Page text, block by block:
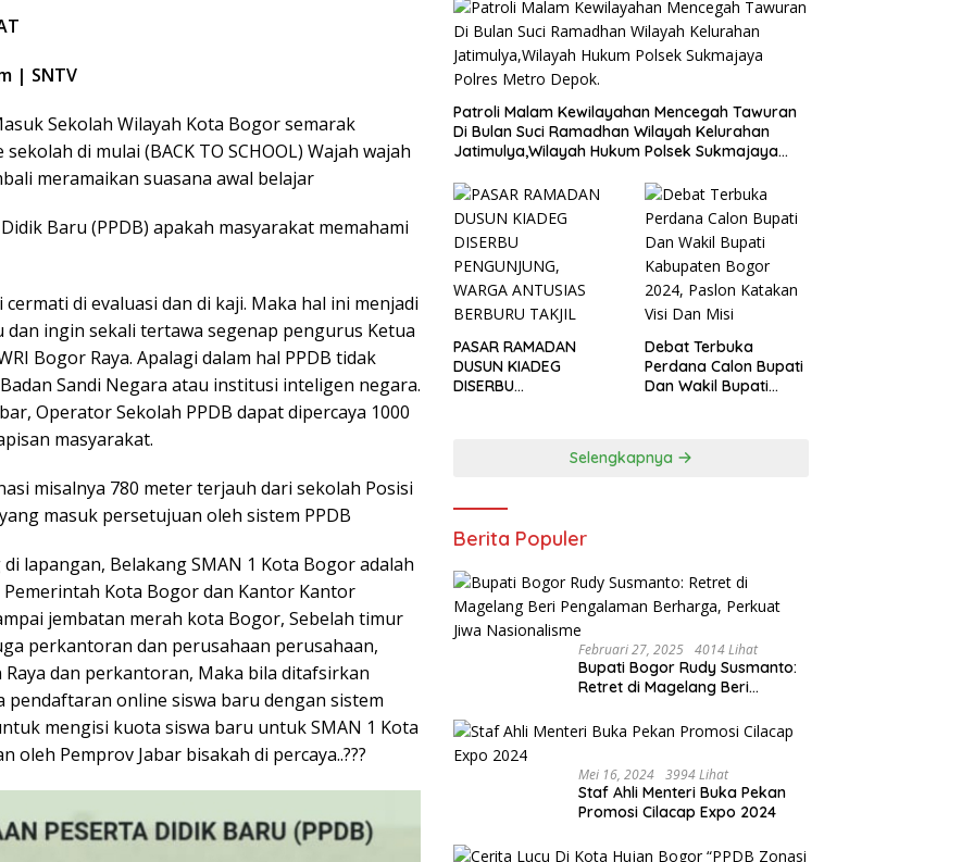
| SNTV
Sekolah Wilayah Kota Bogor semarak
di mulai (BACK TO SCHOOL) Wajah wajah
meramaikan suasana awal belajar
Baru (PPDB) apakah masyarakat memahami
di evaluasi dan di kaji. Maka hal ini menjadi
dan ingin sekali tertawa segenap pengurus Ketua
Bogor Raya. Apalagi dalam hal PPDB tidak
Sandi Negara atau institusi inteligen negara.
Operator Sekolah PPDB dapat dipercaya 1000
masyarakat.
misalnya 780 meter terjauh dari sekolah Posisi
masuk persetujuan oleh sistem PPDB
lapangan, Belakang SMAN 1 Kota Bogor adalah
Kota Bogor dan Kantor Kantor
jembatan merah kota Bogor, Sebelah timur
perkantoran dan perusahaan perusahaan,
Raya dan perkantoran, Maka bila ditafsirkan
pendaftaran online siswa baru dengan sistem
mengisi kuota siswa baru untuk SMAN 1 Kota
oleh Pemprov Jabar bisakah di percaya..???
Patroli Malam Kewilayahan Mencegah Tawuran
Di Bulan Suci Ramadhan Wilayah Kelurahan
Jatimulya,Wilayah Hukum Polsek Sukmajaya
PASAR RAMADAN
DUSUN KIADEG
DISERBU
Debat Terbuka
Perdana Calon Bupati
Dan Wakil Bupati
Selengkapnya
Berita Populer
Februari 27, 2025 4014 Lihat
Bupati Bogor Rudy Susmanto:
Retret di Magelang Beri
Jiwa Nasionalisme
Mei 16, 2024 3994 Lihat
Staf Ahli Menteri Buka Pekan
Promosi Cilacap Expo 2024